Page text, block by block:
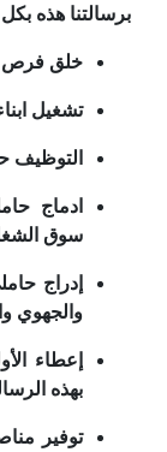
برسالتنا هذه
خلق فرص
تشغيل
التوظيف
ادماج
سوق
إدراج
والجهوي
إعطاء
بهذه
توفير